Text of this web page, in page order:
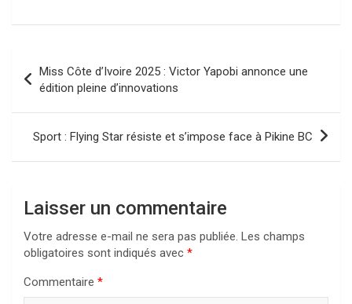
de
l’article
Miss Côte d’Ivoire 2025 : Victor Yapobi annonce une
édition pleine d’innovations
Sport : Flying Star résiste et s’impose face à Pikine BC
Laisser un commentaire
Votre adresse e-mail ne sera pas publiée. Les champs
obligatoires sont indiqués avec *
Commentaire *